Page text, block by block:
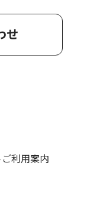
せ
利用案内